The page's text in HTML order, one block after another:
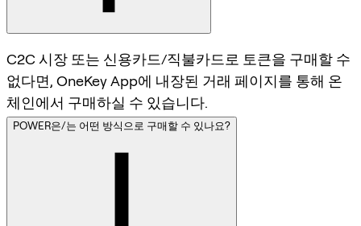
C2C 시장 또는 신용카드/직불카드로 토큰을 구매할 수
없다면, OneKey App에 내장된 거래 페이지를 통해 온
체인에서 구매하실 수 있습니다.
POWER은/는 어떤 방식으로 구매할 수 있나요?